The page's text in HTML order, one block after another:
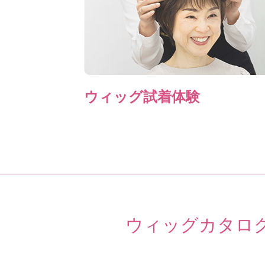
ウィッグ試着体験
ウィッグカタロ